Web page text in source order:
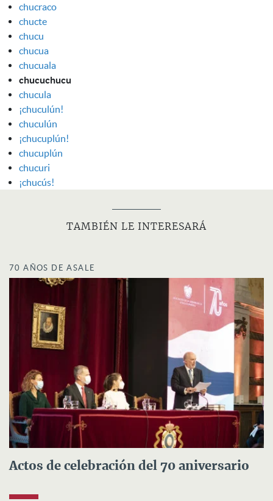
chucraco
chucte
chucu
chucua
chucuala
chucuchucu
chucula
¡chuculún!
chuculún
¡chucuplún!
chucuplún
chucuri
¡chucús!
TAMBIÉN LE INTERESARÁ
70 AÑOS DE ASALE
Actos de celebración del 70 aniversario